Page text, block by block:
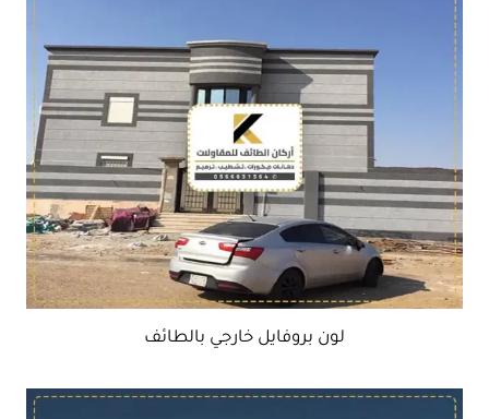
لون بروفايل خارجي بالطائف